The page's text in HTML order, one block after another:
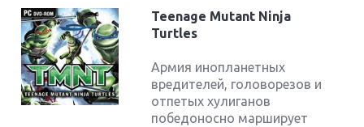
Teenage Mutant Ninja
Turtles
Армия инопланетных
вредителей, головорезов и
отпетых хулиганов
победоносно марширует